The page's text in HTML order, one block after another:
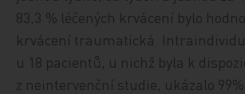
83,3 % léčených krvácení bylo
krvácení traumatická.
u 18 pacientů, u nichž byla k
z neintervenční studie, ukázalo